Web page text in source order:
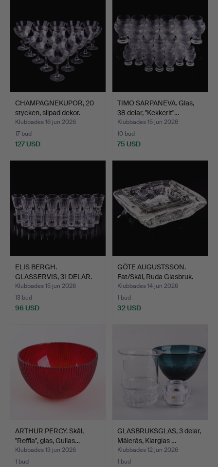
CHAMPAGNEKUPOR, 20
stycken, slipad dekor.
Klubbades 16 jun 2026
17 bud
127 USD
TIMO SARPANEVA. Glas,
38 delar, "Kekkerit"…
Klubbades 15 jun 2026
10 bud
75 USD
ELIS BERGH.
GLASSERVIS, 31 DELAR.
"Karlber…
Klubbades 15 jun 2026
13 bud
96 USD
GÖTE AUGUSTSSON.
Fat/Skål, Ruda Glasbruk.
Klubbades 14 jun 2026
1 bud
32 USD
ARTHUR PERCY. Skål,
"Reffla", glas, Gullas…
Klubbades 13 jun 2026
1 bud
GLASBRUKSGLAS, 3 delar,
Målerås, Klarglas …
Klubbades 12 jun 2026
1 bud